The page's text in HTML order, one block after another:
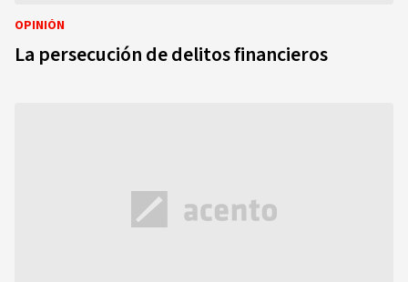
OPINIÓN
La persecución de delitos financieros